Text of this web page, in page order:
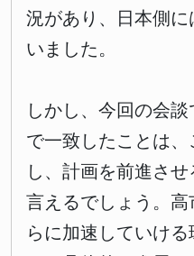
況があり、日本側
いました。
しかし、今回の会
で一致したことは
し、計画を前進さ
言えるでしょう。
らに加速していけ